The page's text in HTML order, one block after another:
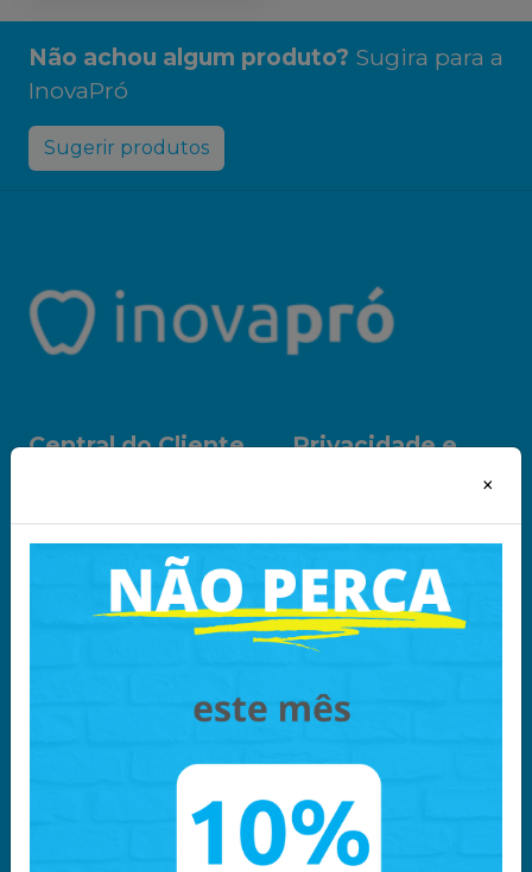
Não achou algum produto? Sugira para a
InovaPró
Sugerir produtos
Central do Cliente
Política Entrega e
Devoluções
Privacidade e
WhatsApp
×